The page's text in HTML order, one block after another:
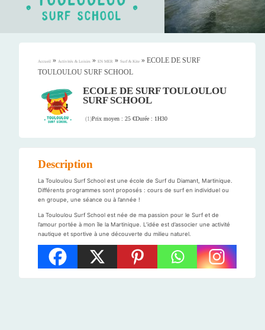
Accueil » Activités & Loisirs » EN MER » Surf & Kite » ECOLE DE SURF
TOULOULOU SURF SCHOOL
ECOLE DE SURF TOULOULOU
SURF SCHOOL
(1)Prix moyen : 25 €Durée : 1H30
Description
La Touloulou Surf School est une école de Surf du Diamant, Martinique.
Différents programmes sont proposés : cours de surf en individuel ou
en groupe, une séance ou à l’année !
La Touloulou Surf School est née de ma passion pour le Surf et de
l’amour portée à mon île la Martinique. L’idée est d’associer une activité
nautique et sportive à une découverte du milieu naturel.